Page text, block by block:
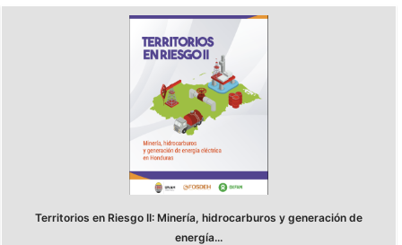
Territorios en Riesgo II: Minería, hidrocarburos y generación de
energía...